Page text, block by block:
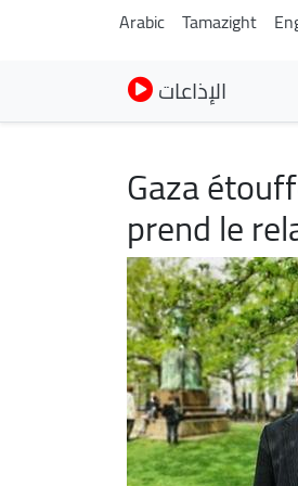
Arabic Tamazight
الإذاعات
Gaza
prend le
Imagen